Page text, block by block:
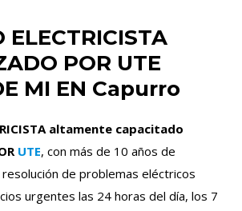
ELECTRICISTA
POR UTE
MI EN Capurro
altamente capacitado
UTE, con más de 10 años de
de problemas eléctricos
urgentes las 24 horas del día, los 7